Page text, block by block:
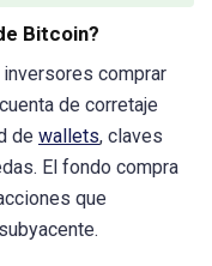
Bitcoin?
comprar
de corretaje
de wallets, claves
El fondo compra
que